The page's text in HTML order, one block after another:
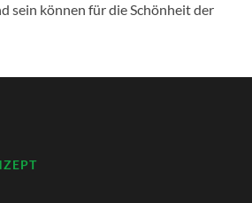
sein können für die Schönheit der